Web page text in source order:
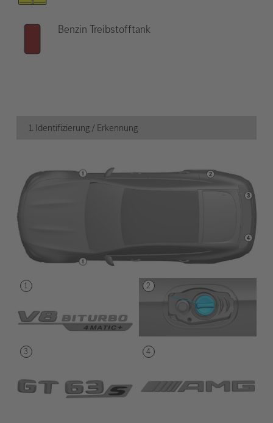
Benzin Treibstofftank
1. Identifizierung / Erkennung